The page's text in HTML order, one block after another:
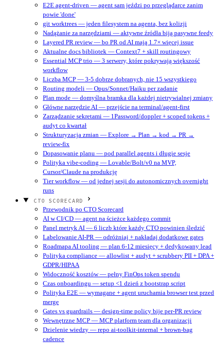
E2E agent-driven — agent sam jeździ po przeglądarce zanim
powie 'done'
git worktrees — jeden filesystem na agenta, bez kolizji
Nadążanie za narzędziami — aktywne źródła biją pasywne feedy
Layered PR review — bo PR od AI mają 1.7× więcej issue
Aktualne docs bibliotek — Context7 + skill routingowy
Essential MCP trio — 3 serwery, które pokrywają większość
workflow
Liczba MCP — 3-5 dobrze dobranych, nie 15 wszystkiego
Routing modeli — Opus/Sonnet/Haiku per zadanie
Plan mode — domyślna bramka dla każdej nietrywialnej zmiany
Główne narzędzie AI — przejście na terminal/agent‑first
Zarządzanie sekretami — 1Password/doppler + scoped tokens +
audyt co kwartał
Strukturyzacja zmian — Explore → Plan → kod → PR →
review-fix
Dopasowanie planu — pod parallel agents i długie sesje
Polityka vibe-coding — Lovable/Bolt/v0 na MVP,
Cursor/Claude na produkcję
Tier workflow — od jednej sesji do autonomicznych overnight
runs
CTO SCORECARD
Przewodnik po CTO Scorecard
AI w CI/CD — agent na ścieżce każdego commit
Panel metryk AI — 6 liczb które każdy CTO powinien śledzić
Labelowanie AI-PR — odróżniaj + nakładaj dodatkowe gates
Roadmapa AI tooling — plan 6-12 miesięcy + dedykowany lead
Polityka compliance — allowlist + audyt + scrubbery PII + DPA +
GDPR/HIPAA
Widoczność kosztów — pełny FinOps token spendu
Czas onboardingu — setup <1 dzień z bootstrap script
Polityka E2E — wymagane + agent uruchamia browser test przed
merge
Gates vs guardrails — design-time policy bije per-PR review
Wewnętrzne MCP — MCP platform team dla organizacji
Dzielenie wiedzy — repo ai-toolkit-internal + brown-bag
cadence